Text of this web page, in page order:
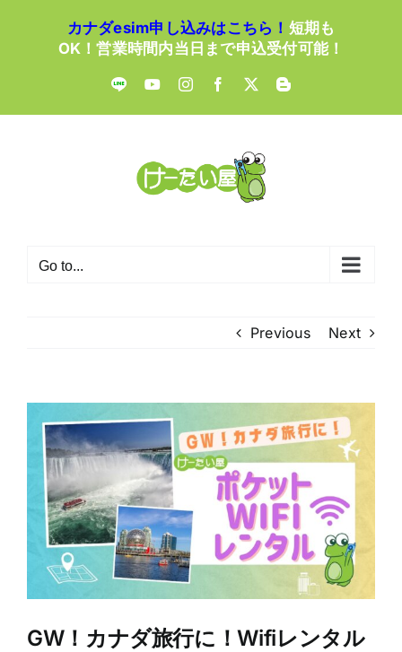
カナダesim申し込みはこちら！ 短期も
OK！営業時間内当日まで申込受付可能！
LINE YouTubeInstagramFacebook
X Blogger
Go to...
Previous Next
Larger
Image
GW！カナダ旅行に！Wifiレンタル